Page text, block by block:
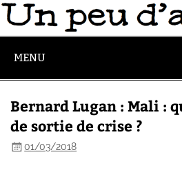
MENU
Bernard Lugan : Mali :
de sortie de crise ?
01/03/2018